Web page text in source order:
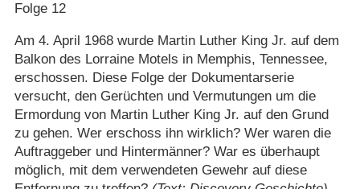
Folge 12
Am 4. April 1968 wurde Martin Luther King Jr. auf dem
Balkon des Lorraine Motels in Memphis, Tennessee,
erschossen. Diese Folge der Dokumentarserie
versucht, den Gerüchten und Vermutungen um die
Ermordung von Martin Luther King Jr. auf den Grund
zu gehen. Wer erschoss ihn wirklich? Wer waren die
Auftraggeber und Hintermänner? War es überhaupt
möglich, mit dem verwendeten Gewehr auf diese